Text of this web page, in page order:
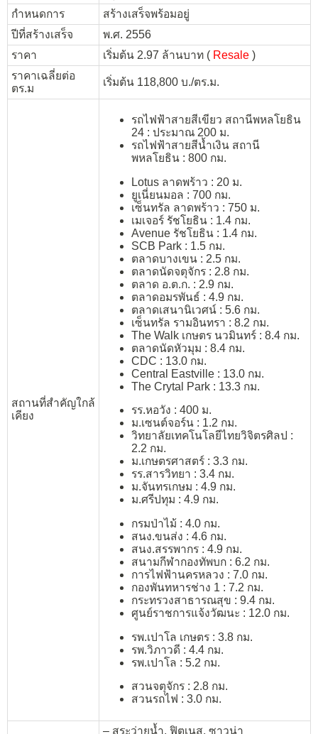
กำหนดการ
สร้างเสร็จพร้อมอยู่
ปีที่สร้างเสร็จ
พ.ศ. 2556
ราคา
เริ่มต้น 2.97 ล้านบาท ( Resale )
ราคาเฉลี่ยต่อ
ตร.ม
เริ่มต้น 118,800 บ./ตร.ม.
สถานที่สำคัญใกล้
เคียง
รถไฟฟ้าสายสีเขียว สถานีพหลโยธิน
24 : ประมาณ 200 ม.
รถไฟฟ้าสายสีน้ำเงิน สถานี
พหลโยธิน : 800 กม.
Lotus ลาดพร้าว : 20 ม.
ยูเนี่ยนมอล : 700 กม.
เซ็นทรัล ลาดพร้าว : 750 ม.
เมเจอร์ รัชโยธิน : 1.4 กม.
Avenue รัชโยธิน : 1.4 กม.
SCB Park : 1.5 กม.
ตลาดบางเขน : 2.5 กม.
ตลาดนัดจตุจักร : 2.8 กม.
ตลาด อ.ต.ก. : 2.9 กม.
ตลาดอมรพันธ์ : 4.9 กม.
ตลาดเสนานิเวศน์ : 5.6 กม.
เซ็นทรัล รามอินทรา : 8.2 กม.
The Walk เกษตร นวมินทร์ : 8.4 กม.
ตลาดนัดหัวมุม : 8.4 กม.
CDC : 13.0 กม.
Central Eastville : 13.0 กม.
The Crytal Park : 13.3 กม.
รร.หอวัง : 400 ม.
ม.เซนต์จอร์น : 1.2 กม.
วิทยาลัยเทคโนโลยีไทยวิจิตรศิลป :
2.2 กม.
ม.เกษตรศาสตร์ : 3.3 กม.
รร.สารวิทยา : 3.4 กม.
ม.จันทรเกษม : 4.9 กม.
ม.ศรีปทุม : 4.9 กม.
กรมป่าไม้ : 4.0 กม.
สนง.ขนส่ง : 4.6 กม.
สนง.สรรพากร : 4.9 กม.
สนามกีฬากองทัพบก : 6.2 กม.
การไฟฟ้านครหลวง : 7.0 กม.
กองพันทหารช่าง 1 : 7.2 กม.
กระทรวงสาธารณสุข : 9.4 กม.
ศูนย์ราชการแจ้งวัฒนะ : 12.0 กม.
รพ.เปาโล เกษตร : 3.8 กม.
รพ.วิภาวดี : 4.4 กม.
รพ.เปาโล : 5.2 กม.
สวนจตุจักร : 2.8 กม.
สวนรถไฟ : 3.0 กม.
– สระว่ายน้ำ, ฟิตเนส, ซาวน่า